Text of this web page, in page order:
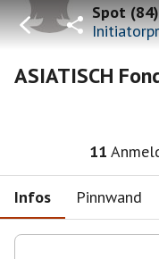
Spot(84)
ASIATISCH
11
Infos Pinnwand